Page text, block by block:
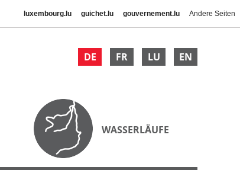
luxembourg.lu guichet.lu gouvernement.lu Andere Seiten
DE FR LU EN
WASSERLÄUFE